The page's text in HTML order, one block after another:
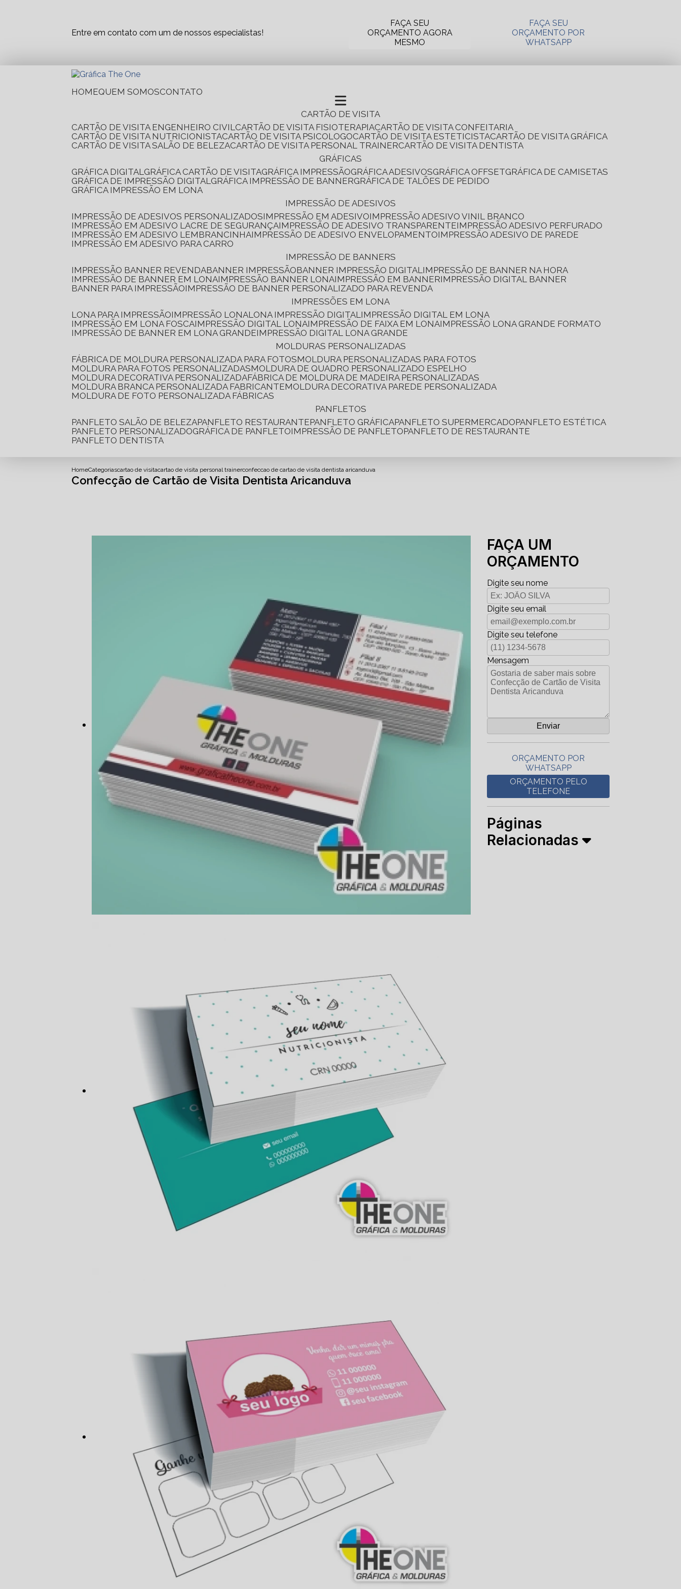
Entre em contato com um de nossos especialistas!
FAÇA SEU
ORÇAMENTO AGORA
MESMO
FAÇA SEU
ORÇAMENTO POR
WHATSAPP
HOME QUEM SOMOS CONTATO
CARTÃO DE VISITA
CARTÃO DE VISITA ENGENHEIRO CIVIL CARTÃO DE VISITA FISIOTERAPIA CARTÃO DE VISITA CONFEITARIA
CARTÃO DE VISITA NUTRICIONISTA CARTÃO DE VISITA PSICOLOGO CARTÃO DE VISITA ESTETICISTA CARTÃO DE VISITA GRÁFICA
CARTÃO DE VISITA SALÃO DE BELEZA CARTÃO DE VISITA PERSONAL TRAINER CARTÃO DE VISITA DENTISTA
GRÁFICAS
GRÁFICA DIGITAL
GRÁFICA CARTÃO DE VISITA GRÁFICA IMPRESSÃO GRÁFICA ADESIVOS GRÁFICA OFFSET
GRÁFICA DE CAMISETAS
GRÁFICA DE IMPRESSÃO DIGITAL
GRÁFICA IMPRESSÃO DE BANNER
GRÁFICA DE TALÕES DE PEDIDO
GRÁFICA IMPRESSÃO EM LONA
IMPRESSÃO DE ADESIVOS
IMPRESSÃO DE ADESIVOS PERSONALIZADOS IMPRESSÃO EM ADESIVO IMPRESSÃO ADESIVO VINIL BRANCO
IMPRESSÃO EM ADESIVO LACRE DE SEGURANÇA IMPRESSÃO DE ADESIVO TRANSPARENTE IMPRESSÃO ADESIVO PERFURADO
IMPRESSÃO EM ADESIVO LEMBRANCINHA IMPRESSÃO DE ADESIVO ENVELOPAMENTO IMPRESSÃO ADESIVO DE PAREDE
IMPRESSÃO EM ADESIVO PARA CARRO
IMPRESSÃO DE BANNERS
IMPRESSÃO BANNER REVENDA
BANNER IMPRESSÃO BANNER IMPRESSÃO DIGITAL IMPRESSÃO DE BANNER NA HORA
IMPRESSÃO DE BANNER EM LONA IMPRESSÃO BANNER LONA IMPRESSÃO EM BANNER IMPRESSÃO DIGITAL BANNER
BANNER PARA IMPRESSÃO IMPRESSÃO DE BANNER PERSONALIZADO PARA REVENDA
IMPRESSÕES EM LONA
LONA PARA IMPRESSÃO IMPRESSÃO LONA LONA IMPRESSÃO DIGITAL IMPRESSÃO DIGITAL EM LONA
IMPRESSÃO EM LONA FOSCA IMPRESSÃO DIGITAL LONA IMPRESSÃO DE FAIXA EM LONA IMPRESSÃO LONA GRANDE FORMATO
IMPRESSÃO DE BANNER EM LONA GRANDE IMPRESSÃO DIGITAL LONA GRANDE
MOLDURAS PERSONALIZADAS
FÁBRICA DE MOLDURA PERSONALIZADA PARA FOTOS
MOLDURA PERSONALIZADAS PARA FOTOS
MOLDURA PARA FOTOS PERSONALIZADAS
MOLDURA DE QUADRO PERSONALIZADO ESPELHO
MOLDURA DECORATIVA PERSONALIZADA FÁBRICA DE MOLDURA DE MADEIRA PERSONALIZADAS
MOLDURA BRANCA PERSONALIZADA FABRICANTE
MOLDURA DECORATIVA PAREDE PERSONALIZADA
MOLDURA DE FOTO PERSONALIZADA FÁBRICAS
PANFLETOS
PANFLETO SALÃO DE BELEZA PANFLETO RESTAURANTE PANFLETO GRÁFICA PANFLETO SUPERMERCADO PANFLETO ESTÉTICA
PANFLETO PERSONALIZADO
GRÁFICA DE PANFLETO IMPRESSÃO DE PANFLETO PANFLETO DE RESTAURANTE
PANFLETO DENTISTA
HomeCategoriascartao de visitacartao de visita personal trainerconfeccao de cartao de visita dentista aricanduva
Confecção de Cartão de Visita Dentista Aricanduva
FAÇA UM
ORÇAMENTO
Digite seu nome
Digite seu email
Digite seu telefone
Mensagem
ORÇAMENTO POR
WHATSAPP
ORÇAMENTO PELO
TELEFONE
Páginas
Relacionadas